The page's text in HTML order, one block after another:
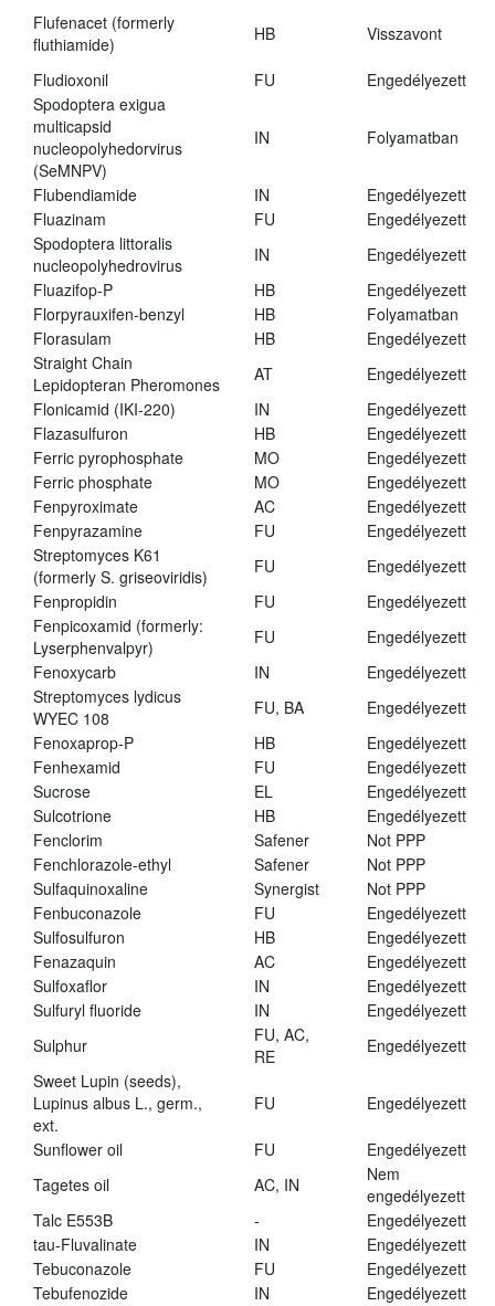
Flufenacet (formerly
fluthiamide)
HB Visszavont
Fludioxonil FU
Engedélyezett
Spodoptera exigua
multicapsid
nucleopolyhedorvirus
(SeMNPV)
IN Folyamatban
Flubendiamide IN
Engedélyezett
Fluazinam
FU
Engedélyezett
Spodoptera littoralis
nucleopolyhedrovirus
IN
Engedélyezett
Fluazifop-P
HB
Engedélyezett
Florpyrauxifen-benzyl
HB
Folyamatban
Florasulam
HB
Engedélyezett
Straight Chain
Lepidopteran Pheromones
AT
Engedélyezett
Flonicamid (IKI-220)
IN
Engedélyezett
Flazasulfuron
HB
Engedélyezett
Ferric pyrophosphate
MO
Engedélyezett
Ferric phosphate
MO
Engedélyezett
Fenpyroximate
AC
Engedélyezett
Fenpyrazamine
FU
Engedélyezett
Streptomyces K61
(formerly S. griseoviridis)
FU
Engedélyezett
Fenpropidin
FU
Engedélyezett
Fenpicoxamid (formerly:
Lyserphenvalpyr)
FU
Engedélyezett
Fenoxycarb
IN
Engedélyezett
Streptomyces lydicus
WYEC 108
FU, BA
Engedélyezett
Fenoxaprop-P
HB
Engedélyezett
Fenhexamid
FU
Engedélyezett
Sucrose
EL
Engedélyezett
Sulcotrione
HB
Engedélyezett
Fenclorim
Safener
Not PPP
Fenchlorazole-ethyl
Safener
Not PPP
Sulfaquinoxaline
Synergist
Not PPP
Fenbuconazole
FU
Engedélyezett
Sulfosulfuron
HB
Engedélyezett
Fenazaquin
AC
Engedélyezett
Sulfoxaflor
IN
Engedélyezett
Sulfuryl fluoride
IN
Engedélyezett
Sulphur
FU, AC,
RE
Engedélyezett
Sweet Lupin (seeds),
Lupinus albus L., germ.,
ext.
FU Engedélyezett
Sunflower oil FU
Engedélyezett
Tagetes oil
AC, IN
Nem
engedélyezett
Talc E553B
-
Engedélyezett
tau-Fluvalinate
IN
Engedélyezett
Tebuconazole
FU
Engedélyezett
Tebufenozide
IN Engedélyezett